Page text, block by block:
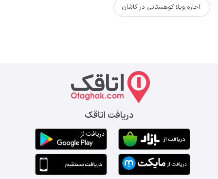
اجاره ویلا کوهستانی در کاشان
دریافت اتاقک